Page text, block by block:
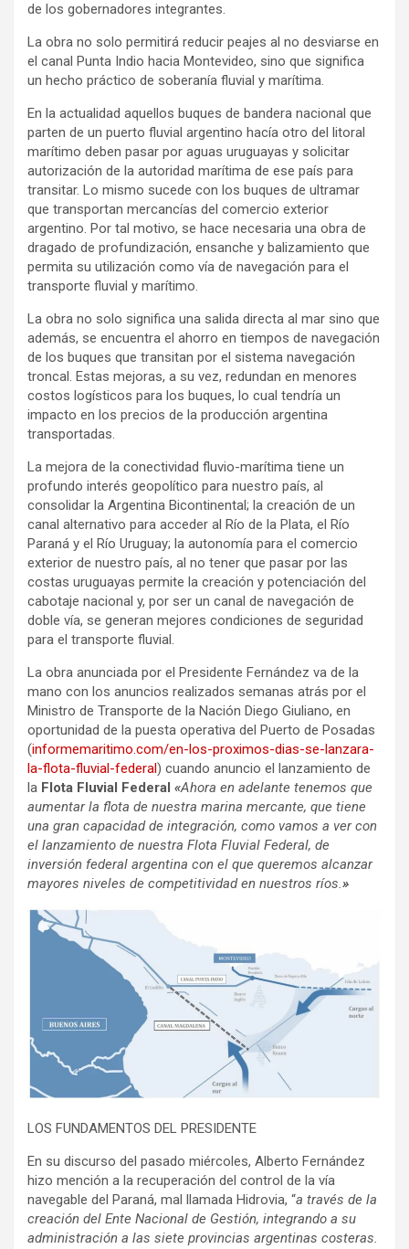
de los gobernadores integrantes.
La obra no solo permitirá reducir peajes al no desviarse en
el canal Punta Indio hacia Montevideo, sino que significa
un hecho práctico de soberanía fluvial y marítima.
En la actualidad aquellos buques de bandera nacional que
parten de un puerto fluvial argentino hacía otro del litoral
marítimo deben pasar por aguas uruguayas y solicitar
autorización de la autoridad marítima de ese país para
transitar. Lo mismo sucede con los buques de ultramar
que transportan mercancías del comercio exterior
argentino. Por tal motivo, se hace necesaria una obra de
dragado de profundización, ensanche y balizamiento que
permita su utilización como vía de navegación para el
transporte fluvial y marítimo.
La obra no solo significa una salida directa al mar sino que
además, se encuentra el ahorro en tiempos de navegación
de los buques que transitan por el sistema navegación
troncal. Estas mejoras, a su vez, redundan en menores
costos logísticos para los buques, lo cual tendría un
impacto en los precios de la producción argentina
transportadas.
La mejora de la conectividad fluvio-marítima tiene un
profundo interés geopolítico para nuestro país, al
consolidar la Argentina Bicontinental; la creación de un
canal alternativo para acceder al Río de la Plata, el Río
Paraná y el Río Uruguay; la autonomía para el comercio
exterior de nuestro país, al no tener que pasar por las
costas uruguayas permite la creación y potenciación del
cabotaje nacional y, por ser un canal de navegación de
doble vía, se generan mejores condiciones de seguridad
para el transporte fluvial.
La obra anunciada por el Presidente Fernández va de la
mano con los anuncios realizados semanas atrás por el
Ministro de Transporte de la Nación Diego Giuliano, en
oportunidad de la puesta operativa del Puerto de Posadas
(informemaritimo.com/en-los-proximos-dias-se-lanzara-
la-flota-fluvial-federal) cuando anuncio el lanzamiento de
la Flota Fluvial Federal «Ahora en adelante tenemos que
aumentar la flota de nuestra marina mercante, que tiene
una gran capacidad de integración, como vamos a ver con
el lanzamiento de nuestra Flota Fluvial Federal, de
inversión federal argentina con el que queremos alcanzar
mayores niveles de competitividad en nuestros ríos.»
LOS FUNDAMENTOS DEL PRESIDENTE
En su discurso del pasado miércoles, Alberto Fernández
hizo mención a la recuperación del control de la vía
navegable del Paraná, mal llamada Hidrovia, “a través de la
creación del Ente Nacional de Gestión, integrando a su
administración a las siete provincias argentinas costeras.